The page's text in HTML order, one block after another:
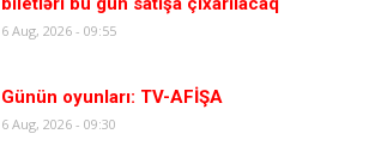
6 Aug, 2026 - 09:55
Günün oyunları: TV-AFİŞA
6 Aug, 2026 - 09:30